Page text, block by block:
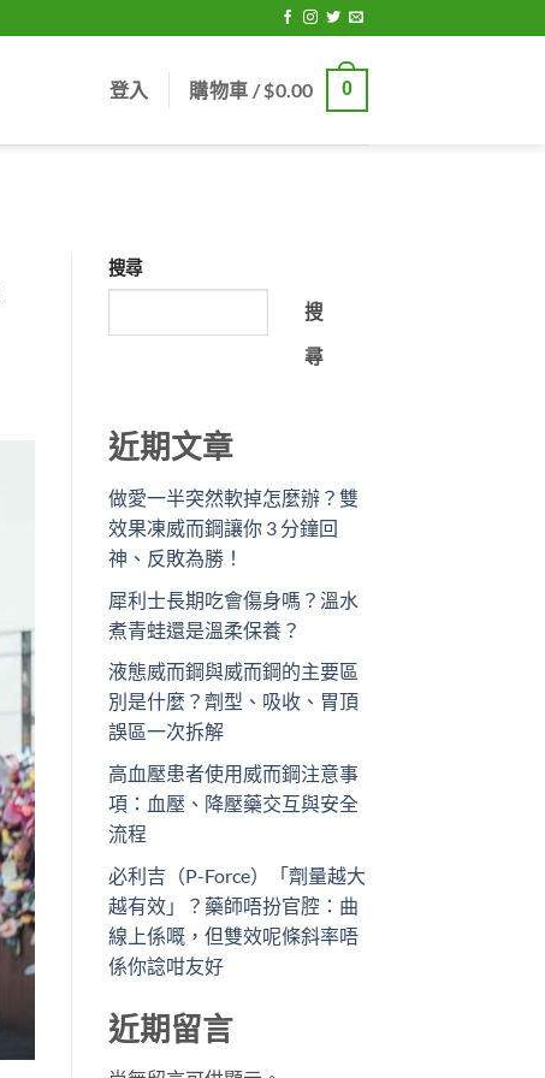
登入 購物車 /$0.00 0
搜尋
搜
尋
近期文章
做愛一半突然軟掉怎麼辦？雙
效果凍威而鋼讓你 3 分鐘回
神、反敗為勝！
犀利士長期吃會傷身嗎？溫水
煮青蛙還是溫柔保養？
液態威而鋼與威而鋼的主要區
別是什麼？劑型、吸收、胃頂
誤區一次拆解
高血壓患者使用威而鋼注意事
項：血壓、降壓藥交互與安全
流程
必利吉（P-Force）「劑量越大
越有效」？藥師唔扮官腔：曲
線上係嘅，但雙效呢條斜率唔
係你諗咁友好
近期留言